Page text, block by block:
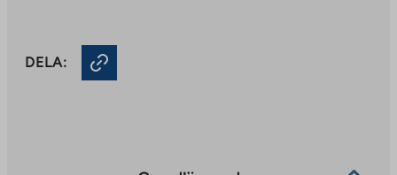
DELA: